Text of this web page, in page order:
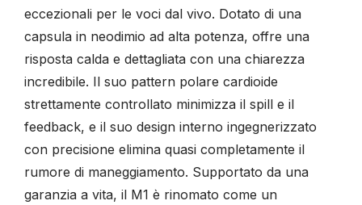
eccezionali per le voci dal vivo. Dotato di una
capsula in neodimio ad alta potenza, offre una
risposta calda e dettagliata con una chiarezza
incredibile. Il suo pattern polare cardioide
strettamente controllato minimizza il spill e il
feedback, e il suo design interno ingegnerizzato
con precisione elimina quasi completamente il
rumore di maneggiamento. Supportato da una
garanzia a vita, il M1 è rinomato come un